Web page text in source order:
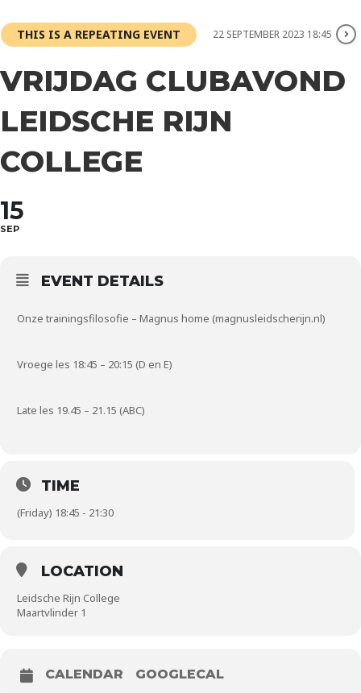
THIS IS A REPEATING EVENT 22 SEPTEMBER 2023 18:45
VRIJDAG CLUBAVOND
LEIDSCHE RIJN
COLLEGE
15
SEP
EVENT DETAILS
Onze trainingsfilosofie – Magnus home (magnusleidscherijn.nl)
Vroege les 18:45 – 20:15 (D en E)
Late les 19.45 – 21.15 (ABC)
TIME
(Friday) 18:45 - 21:30
LOCATION
Leidsche Rijn College
Maartvlinder 1
CALENDAR GOOGLECAL